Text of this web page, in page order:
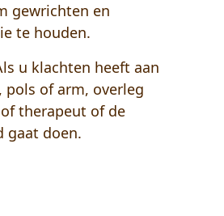
gewrichten en
te houden.
u klachten heeft aan
pols of arm, overleg
therapeut of de
gaat doen.